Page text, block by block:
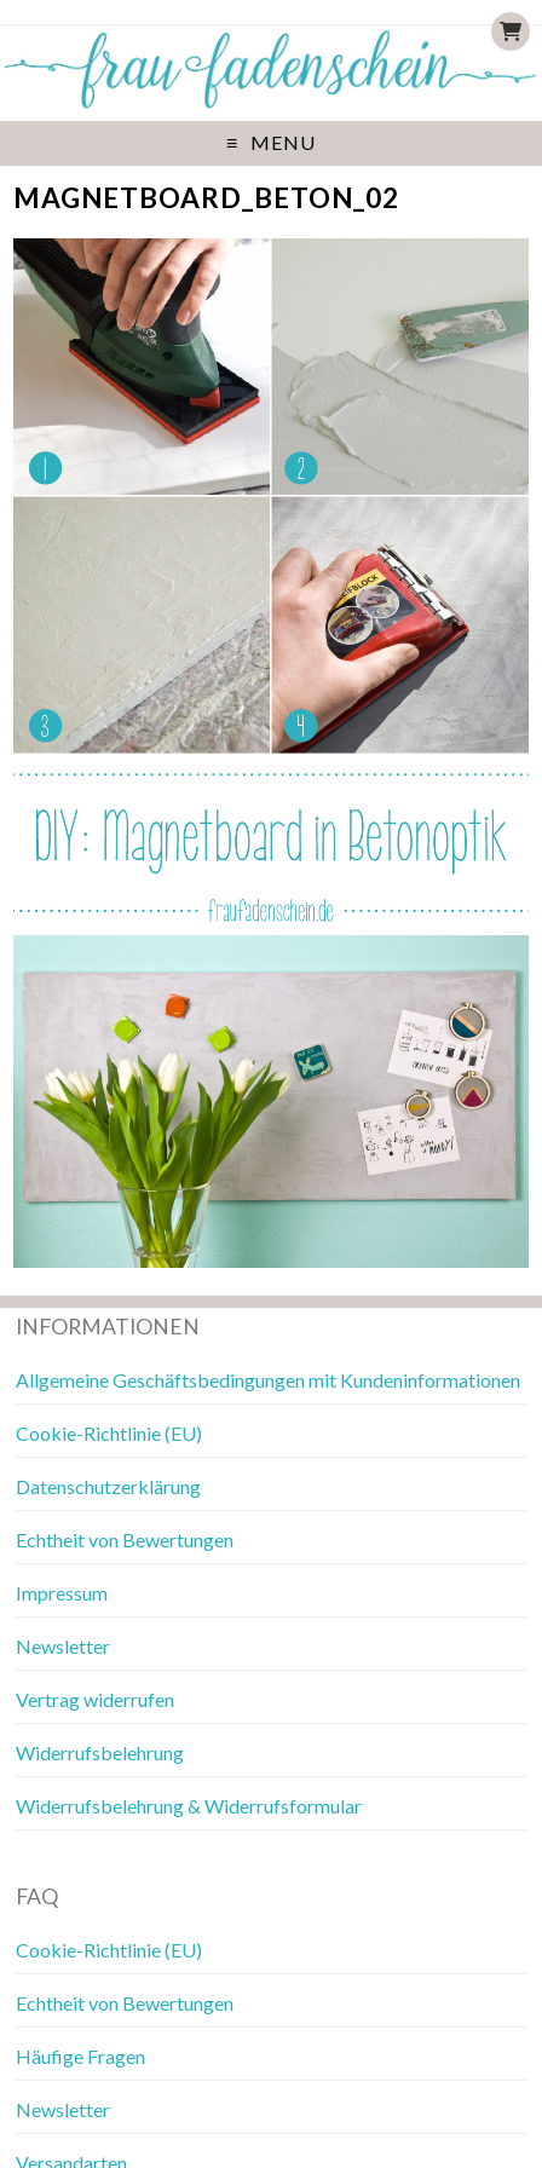
MENU
MAGNETBOARD_BETON_02
INFORMATIONEN
Allgemeine Geschäftsbedingungen mit Kundeninformationen
Cookie-Richtlinie (EU)
Datenschutzerklärung
Echtheit von Bewertungen
Impressum
Newsletter
Vertrag widerrufen
Widerrufsbelehrung
Widerrufsbelehrung & Widerrufsformular
FAQ
Cookie-Richtlinie (EU)
Echtheit von Bewertungen
Häufige Fragen
Newsletter
Versandarten